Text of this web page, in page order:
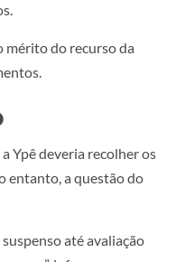
mérito do recurso da
Ypê deveria recolher os
entanto, a questão do
até avaliação